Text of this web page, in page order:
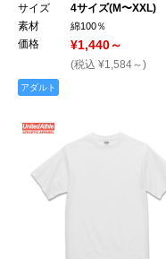
サイズ
4サイズ(M〜XXL)
素材
綿100％
価格 ¥1,440～
(税込 ¥1,584～)
アダルト